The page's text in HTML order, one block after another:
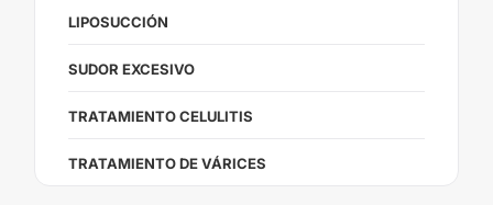
LIPOSUCCIÓN
SUDOR EXCESIVO
TRATAMIENTO CELULITIS
TRATAMIENTO DE VÁRICES